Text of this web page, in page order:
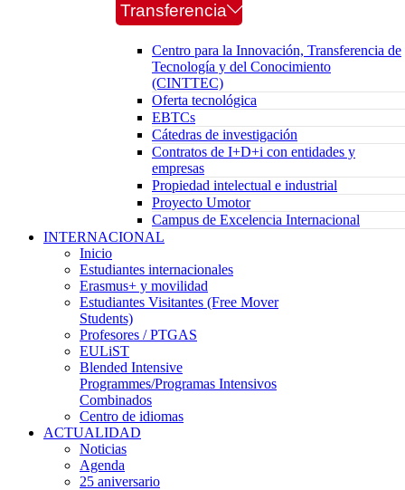
Transferencia
Centro para la Innovación, Transferencia de
Tecnología y del Conocimiento
(CINTTEC)
Oferta tecnológica
EBTCs
Cátedras de investigación
Contratos de I+D+i con entidades y
empresas
Propiedad intelectual e industrial
Proyecto Umotor
Campus de Excelencia Internacional
INTERNACIONAL
Inicio
Estudiantes internacionales
Erasmus+ y movilidad
Estudiantes Visitantes (Free Mover
Students)
Profesores / PTGAS
EULiST
Blended Intensive
Programmes/Programas Intensivos
Combinados
Centro de idiomas
ACTUALIDAD
Noticias
Agenda
25 aniversario